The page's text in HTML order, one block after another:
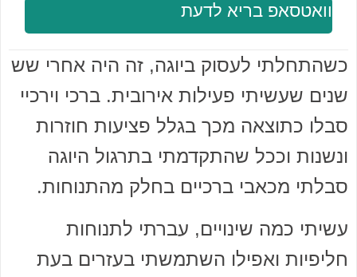
וואטסאפ בריא לדעת
כשהתחלתי לעסוק ביוגה, זה היה אחרי שש
שנים שעשיתי פעילות אירובית. ברכי וירכיי
סבלו כתוצאה מכך בגלל פציעות חוזרות
ונשנות וככל שהתקדמתי בתרגול היוגה
סבלתי מכאבי ברכיים בחלק מהתנוחות.
עשיתי כמה שינויים, עברתי לתנוחות
חליפיות ואפילו השתמשתי בעזרים בעת